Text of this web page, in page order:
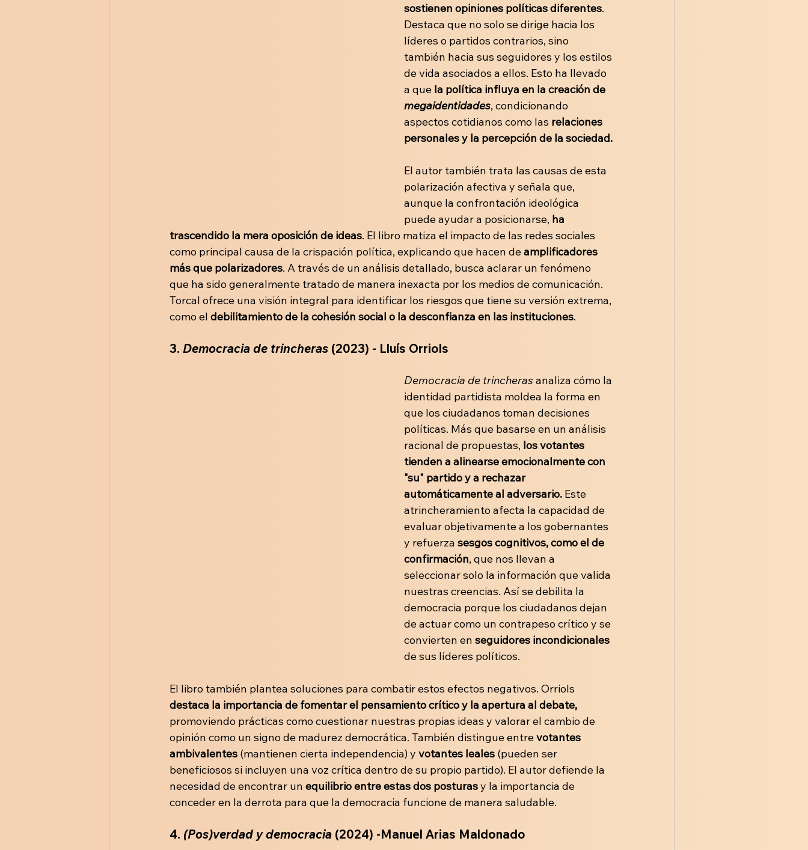
sostienen opiniones políticas diferentes.
Destaca que no solo se dirige hacia los
líderes o partidos contrarios, sino
también hacia sus seguidores y los estilos
de vida asociados a ellos. Esto ha llevado
a que la política influya en la creación de
megaidentidades, condicionando
aspectos cotidianos como las relaciones
personales y la percepción de la sociedad.
El autor también trata las causas de esta
polarización afectiva y señala que,
aunque la confrontación ideológica
puede ayudar a posicionarse, ha
trascendido la mera oposición de ideas. El libro matiza el impacto de las redes sociales
como principal causa de la crispación política, explicando que hacen de amplificadores
más que polarizadores. A través de un análisis detallado, busca aclarar un fenómeno
que ha sido generalmente tratado de manera inexacta por los medios de comunicación.
Torcal ofrece una visión integral para identificar los riesgos que tiene su versión extrema,
como el debilitamiento de la cohesión social o la desconfianza en las instituciones.
3. Democracia de trincheras (2023) - Lluís Orriols
Democracia de trincheras analiza cómo la
identidad partidista moldea la forma en
que los ciudadanos toman decisiones
políticas. Más que basarse en un análisis
racional de propuestas, los votantes
tienden a alinearse emocionalmente con
"su" partido y a rechazar
automáticamente al adversario. Este
atrincheramiento afecta la capacidad de
evaluar objetivamente a los gobernantes
y refuerza sesgos cognitivos, como el de
confirmación, que nos llevan a
seleccionar solo la información que valida
nuestras creencias. Así se debilita la
democracia porque los ciudadanos dejan
de actuar como un contrapeso crítico y se
convierten en seguidores incondicionales
de sus líderes políticos.
El libro también plantea soluciones para combatir estos efectos negativos. Orriols
destaca la importancia de fomentar el pensamiento crítico y la apertura al debate,
promoviendo prácticas como cuestionar nuestras propias ideas y valorar el cambio de
opinión como un signo de madurez democrática. También distingue entre votantes
ambivalentes (mantienen cierta independencia) y votantes leales (pueden ser
beneficiosos si incluyen una voz crítica dentro de su propio partido). El autor defiende la
necesidad de encontrar un equilibrio entre estas dos posturas y la importancia de
conceder en la derrota para que la democracia funcione de manera saludable.
4. (Pos)verdad y democracia (2024) -Manuel Arias Maldonado